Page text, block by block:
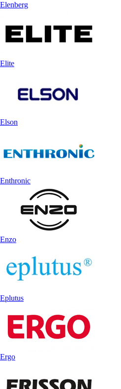
Elenberg
Elite
Elson
Enthronic
Enzo
Eplutus
Ergo